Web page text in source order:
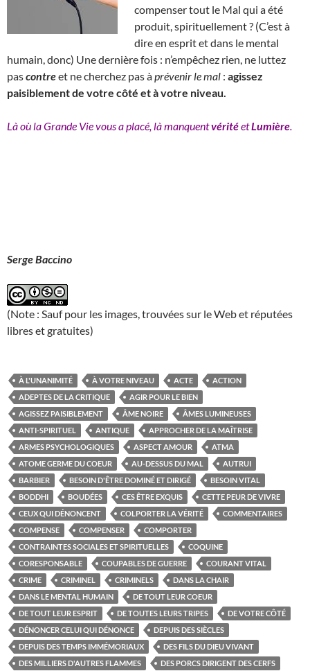
compenser tout le Mal qui a été
produit, spirituellement ? (C’est à
dire en esprit et dans le mental
humain, donc) Une dernière fois : n’empêchez rien, ne luttez
pascontreet ne cherchez pas àprévenir le mal : agissez
paisiblement de votre côté et à votre niveau.
Là où la Grande Vie vous a placé, là manquentvéritéetLumière
Serge Baccino
(Note : Sauf pour les images, trouvées sur le Web et réputées
libres et gratuites)
À L'UNANIMITÉ À VOTRE NIVEAU ACTE
ACTION
ADEPTES DE LA CRITIQUE
AGIR POUR LE BIEN
AGISSEZ PAISIBLEMENT
ÂME NOIRE
ÂMES LUMINEUSES
ANTI-SPIRITUEL
ANTIQUE
APPROCHER DE LA MAÎTRISE
ARMES PSYCHOLOGIQUES
ASPECT AMOUR
ATMA
ATOME GERME DU COEUR
AU-DESSUS DU MAL
AUTRUI
BARBIER
BESOIN D'ÊTRE DOMINÉ ET DIRIGÉ
BESOIN VITAL
BODDHI
BOUDÉES CES ÊTRE EXQUIS
CETTE PEUR DE VIVRE
CEUX QUI DÉNONCENT
COLPORTER LA VÉRITÉ
COMMENTAIRES
COMPENSE
COMPENSER
COMPORTER
CONTRAINTES SOCIALES ET SPIRITUELLES
COQUINE
CORESPONSABLE
COUPABLES DE GUERRE
COURANT VITAL
CRIME
CRIMINEL CRIMINELS
DANS LA CHAIR
DANS LE MENTAL HUMAIN
DE TOUT LEUR COEUR
DE TOUT LEUR ESPRIT
DE TOUTES LEURS TRIPES
DE VOTRE CÔTÉ
DÉNONCER CELUI QUI DÉNONCE
DEPUIS DES SIÈCLES
DEPUIS DES TEMPS IMMÉMORIAUX
DES FILS DU DIEU VIVANT
DES MILLIERS D'AUTRES FLAMMES
DES PORCS DIRIGENT DES CERFS